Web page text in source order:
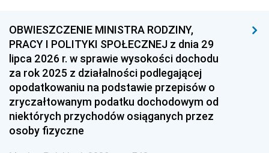
OBWIESZCZENIE MINISTRA RODZINY,
PRACY I POLITYKI SPOŁECZNEJ z dnia 29
lipca 2026 r. w sprawie wysokości dochodu
za rok 2025 z działalności podlegającej
opodatkowaniu na podstawie przepisów o
zryczałtowanym podatku dochodowym od
niektórych przychodów osiąganych przez
osoby fizyczne